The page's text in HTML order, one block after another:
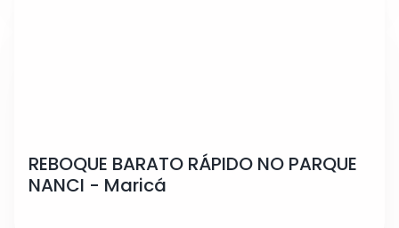
REBOQUE BARATO RÁPIDO NO PARQUE
NANCI - Maricá